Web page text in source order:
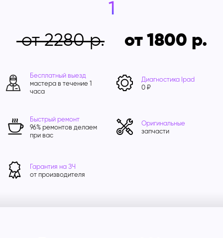
1
от 2280
от 1800
Бесплатный выезд
мастера в течение 1
часа
Диагностика Ipad
0 ₽
Быстрый ремонт
96% ремонтов делаем
при вас
Оригинальные
запчасти
Гарантия на ЗЧ
от производителя